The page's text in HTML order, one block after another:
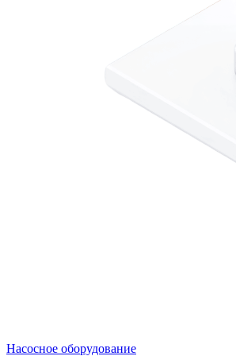
Насосное оборудование